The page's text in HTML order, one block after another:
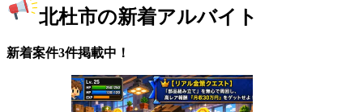
北杜市の新着アルバイト
新着案件3件掲載中！